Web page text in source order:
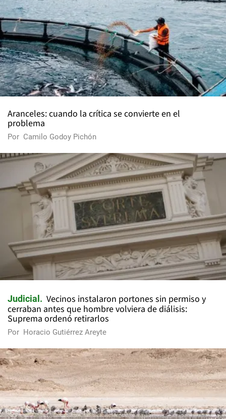
Aranceles: cuando la crítica se convierte en el
problema
Por Camilo Godoy Pichón
Judicial
Vecinos instalaron portones sin permiso y
cerraban antes que hombre volviera de diálisis:
Suprema ordenó retirarlos
Por Horacio Gutiérrez Areyte